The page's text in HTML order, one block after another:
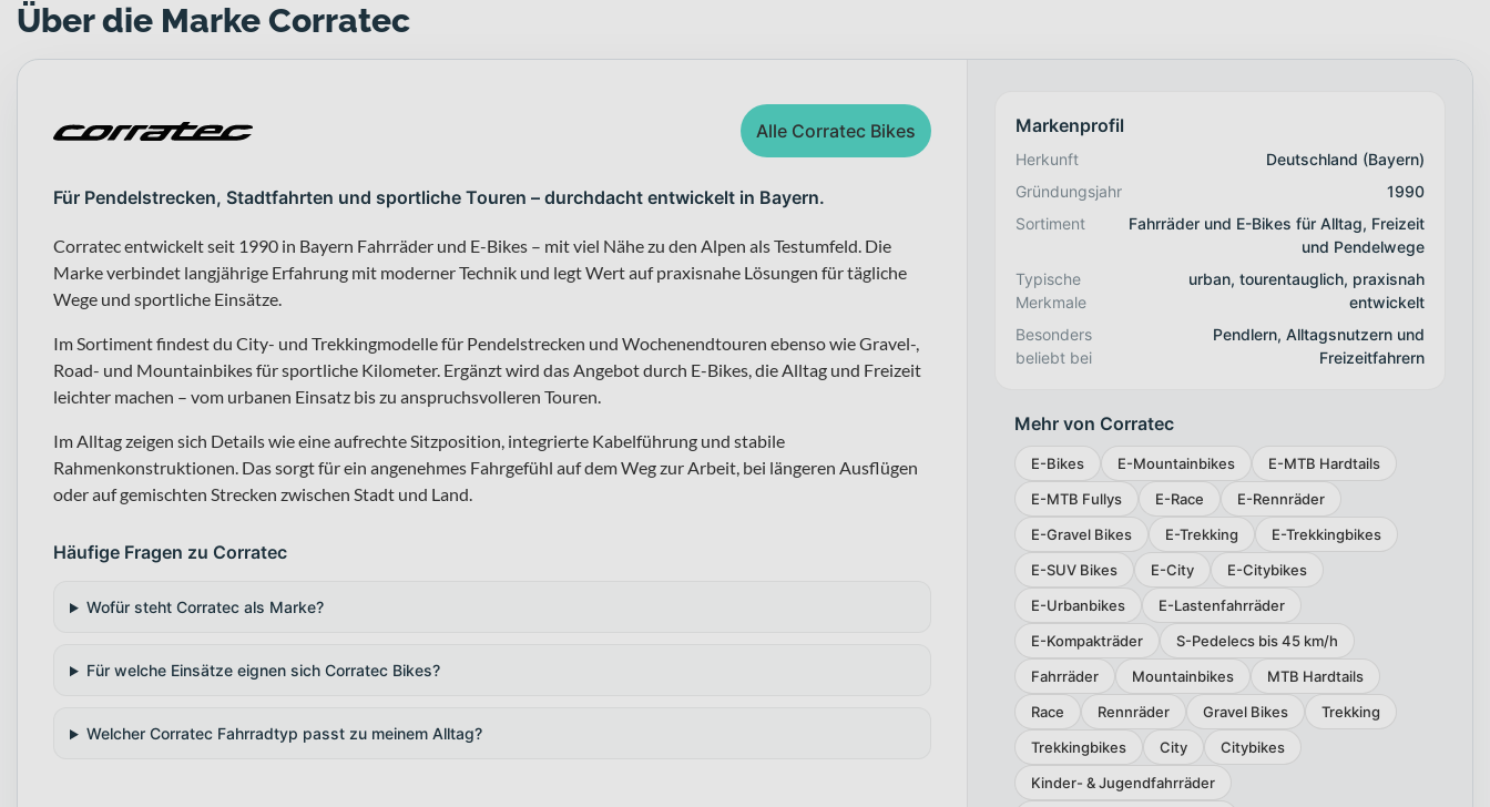
Über die Marke Corratec
Alle Corratec Bikes
Für Pendelstrecken, Stadtfahrten und sportliche Touren – durchdacht entwickelt in Bayern.
Corratec entwickelt seit 1990 in Bayern Fahrräder und E-Bikes – mit viel Nähe zu den Alpen als Testumfeld. Die
Marke verbindet langjährige Erfahrung mit moderner Technik und legt Wert auf praxisnahe Lösungen für tägliche
Wege und sportliche Einsätze.
Im Sortiment findest du City- und Trekkingmodelle für Pendelstrecken und Wochenendtouren ebenso wie Gravel-,
Road- und Mountainbikes für sportliche Kilometer. Ergänzt wird das Angebot durch E-Bikes, die Alltag und Freizeit
leichter machen – vom urbanen Einsatz bis zu anspruchsvolleren Touren.
Im Alltag zeigen sich Details wie eine aufrechte Sitzposition, integrierte Kabelführung und stabile
Rahmenkonstruktionen. Das sorgt für ein angenehmes Fahrgefühl auf dem Weg zur Arbeit, bei längeren Ausflügen
oder auf gemischten Strecken zwischen Stadt und Land.
Häufige Fragen zu Corratec
Wofür steht Corratec als Marke?
Für welche Einsätze eignen sich Corratec Bikes?
Welcher Corratec Fahrradtyp passt zu meinem Alltag?
Markenprofil
Herkunft
Deutschland (Bayern)
Gründungsjahr
1990
Sortiment
Fahrräder und E-Bikes für Alltag, Freizeit
und Pendelwege
Typische
Merkmale
urban, tourentauglich, praxisnah
entwickelt
Besonders
beliebt bei
Pendlern, Alltagsnutzern und
Freizeitfahrern
Mehr von Corratec
E-Bikes E-Mountainbikes
E-MTB Hardtails
E-MTB Fullys
E-Race
E-Rennräder
E-Gravel Bikes
E-Trekking
E-Trekkingbikes
E-SUV Bikes
E-City
E-Citybikes
E-Urbanbikes
E-Lastenfahrräder
E-Kompakträder
S-Pedelecs bis 45 km/h
Fahrräder
Mountainbikes
MTB Hardtails
Race
Rennräder Gravel Bikes
Trekking
Trekkingbikes
City
Citybikes
Kinder- & Jugendfahrräder